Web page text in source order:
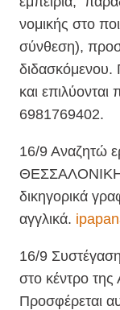
νομικής στο
σύνθεση),
διδασκόμενου.
και επιλύονται
6981769402.
16/9 Αναζητώ
δικηγορικά
αγγλικά.
16/9
στο κέντρο
Προσφέρεται